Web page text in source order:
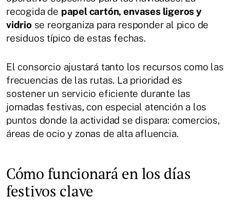
recogida de papel cartón, envases ligeros y
vidriose reorganiza para responder al pico de
residuos típico de estas fechas.
El consorcio ajustará tanto los recursos como las
frecuencias de las rutas. La prioridad es
sostener un servicio eficiente durante las
jornadas festivas, con especial atención a los
puntos donde la actividad se dispara: comercios,
áreas de ocio y zonas de alta afluencia.
Cómo funcionará en los días
festivos clave